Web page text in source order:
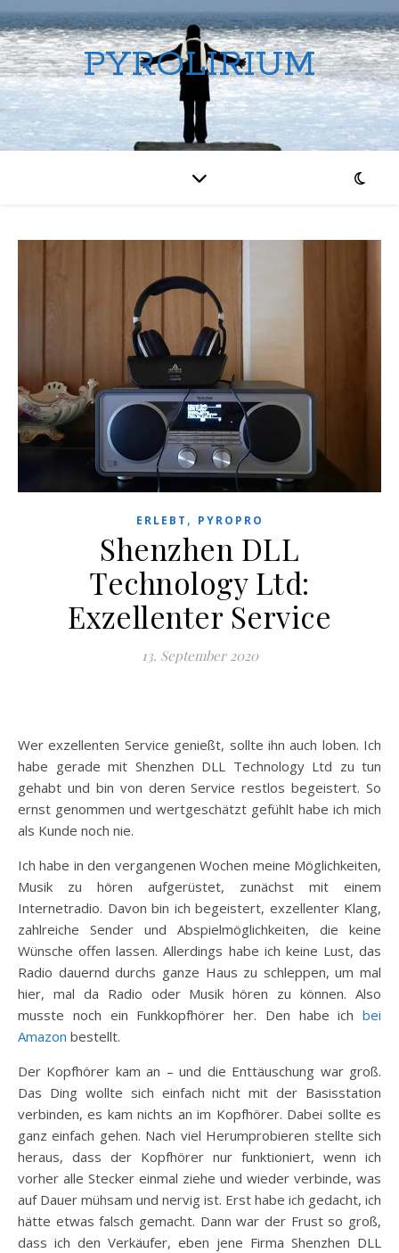
PYROLIRIUM
ERLEBT , PYROPRO
Shenzhen DLL
Technology Ltd:
Exzellenter Service
13. September 2020
Wer exzellenten Service genießt, sollte ihn auch loben. Ich
habe gerade mit Shenzhen DLL Technology Ltd zu tun
gehabt und bin von deren Service restlos begeistert. So
ernst genommen und wertgeschätzt gefühlt habe ich mich
als Kunde noch nie.
Ich habe in den vergangenen Wochen meine Möglichkeiten,
Musik zu hören aufgerüstet, zunächst mit einem
Internetradio. Davon bin ich begeistert, exzellenter Klang,
zahlreiche Sender und Abspielmöglichkeiten, die keine
Wünsche offen lassen. Allerdings habe ich keine Lust, das
Radio dauernd durchs ganze Haus zu schleppen, um mal
hier, mal da Radio oder Musik hören zu können. Also
musste noch ein Funkkopfhörer her. Den habe ich bei
Amazon bestellt.
Der Kopfhörer kam an – und die Enttäuschung war groß.
Das Ding wollte sich einfach nicht mit der Basisstation
verbinden, es kam nichts an im Kopfhörer. Dabei sollte es
ganz einfach gehen. Nach viel Herumprobieren stellte sich
heraus, dass der Kopfhörer nur funktioniert, wenn ich
vorher alle Stecker einmal ziehe und wieder verbinde, was
auf Dauer mühsam und nervig ist. Erst habe ich gedacht, ich
hätte etwas falsch gemacht. Dann war der Frust so groß,
dass ich den Verkäufer, eben jene Firma Shenzhen DLL